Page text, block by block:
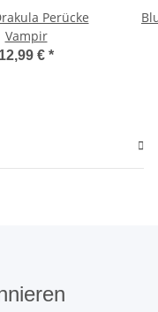
Perücke
Vampir
12,99 € *